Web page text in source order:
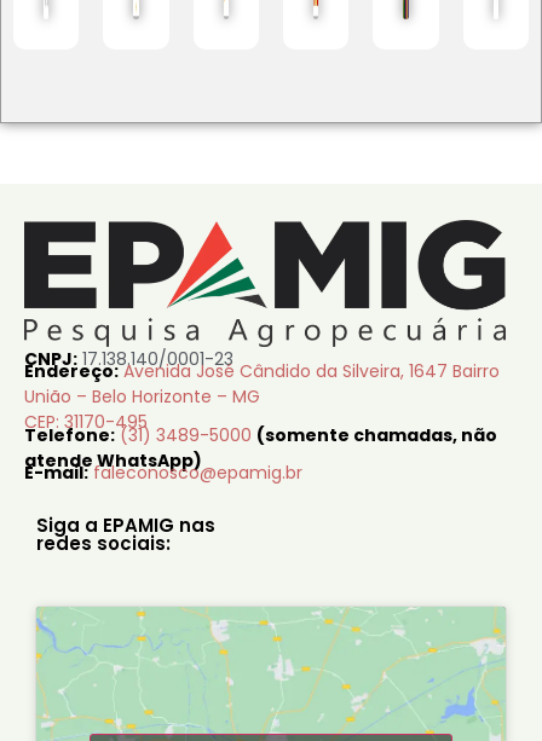
CNPJ: 17.138.140/0001-23
Endereço: Avenida José Cândido da Silveira, 1647 Bairro
União – Belo Horizonte – MG
CEP: 31170-495
Telefone: (31) 3489-5000 (somente chamadas, não
atende WhatsApp)
E-mail: faleconosco@epamig.br
Siga a EPAMIG nas
redes sociais: